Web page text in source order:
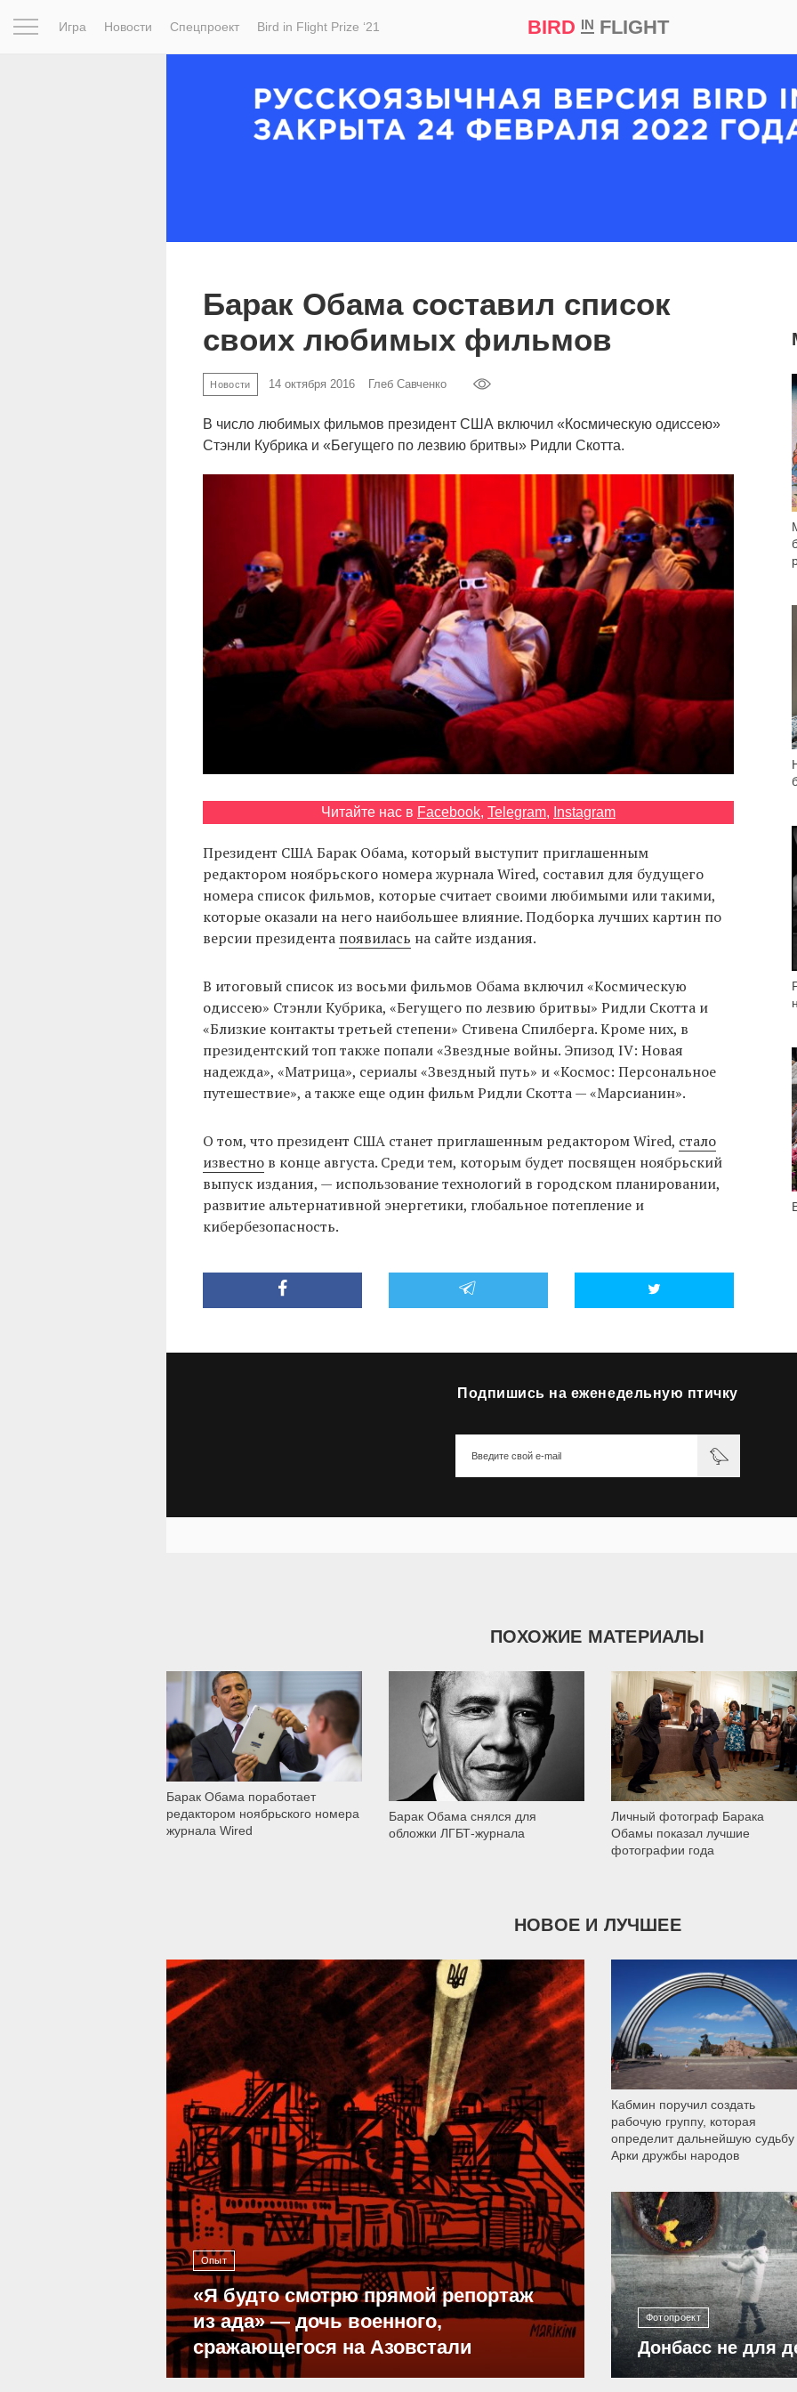
Игра Новости Спецпроект Bird in Flight Prize ‘21 BIRD INFLIGHT
Барак Обама составил список
своих любимых фильмов
Новости 14 октября 2016 Глеб Савченко
В число любимых фильмов президент США включил «Космическую одиссею»
Стэнли Кубрика и «Бегущего по лезвию бритвы» Ридли Скотта.
Читайте нас в Facebook, Telegram, Instagram
Президент США Барак Обама, который выступит приглашенным
редактором ноябрьского номера журнала Wired, составил для будущего
номера список фильмов, которые считает своими любимыми или такими,
которые оказали на него наибольшее влияние. Подборка лучших картин по
версии президента появилась на сайте издания.
В итоговый список из восьми фильмов Обама включил «Космическую
одиссею» Стэнли Кубрика, «Бегущего по лезвию бритвы» Ридли Скотта и
«Близкие контакты третьей степени» Стивена Спилберга. Кроме них, в
президентский топ также попали «Звездные войны. Эпизод IV: Новая
надежда», «Матрица», сериалы «Звездный путь» и «Космос: Персональное
путешествие», а также еще один фильм Ридли Скотта — «Марсианин».
О том, что президент США станет приглашенным редактором Wired, стало
известнов конце августа. Среди тем, которым будет посвящен ноябрьский
выпуск издания, — использование технологий в городском планировании,
развитие альтернативной энергетики, глобальное потепление и
кибербезопасность.
Подпишись на еженедельную птичку
ПОХОЖИЕ МАТЕРИАЛЫ
Барак Обама поработает
редактором ноябрьского номера
журнала Wired
184
Барак Обама снялся для
обложки ЛГБТ-журнала
1 467
Личный фотограф Барака
Обамы показал лучшие
фотографии года
15 078
НОВОЕ И ЛУЧШЕЕ
Опыт
«Я будто смотрю прямой репортаж
из ада» — дочь военного,
сражающегося на Азовстали
39 289
Кабмин поручил создать
рабочую группу, которая
определит дальнейшую судьбу
Арки дружбы народов
9 787
Фотопроект
Донбасс не для
12 301